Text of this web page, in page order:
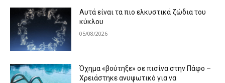
Αυτά είναι τα πιο ελκυστικά ζώδια του
κύκλου
05/08/2026
Όχημα «βούτηξε» σε πισίνα στην Πάφο –
Χρειάστηκε ανυψωτικό για να